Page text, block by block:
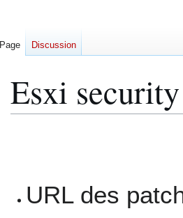
Esxi
URL des
Page Discussion